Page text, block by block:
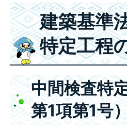
建築基準
特定工程
中間検査特
第1項第1号